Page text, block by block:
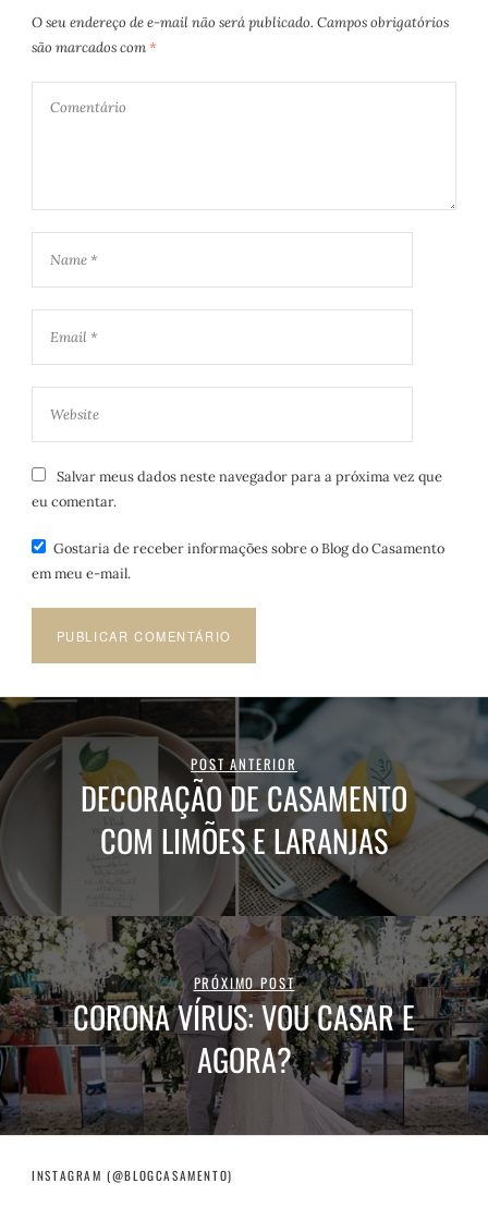
O seu endereço de e-mail não será publicado. Campos obrigatórios
são marcados com *
Salvar meus dados neste navegador para a próxima vez que
eu comentar.
Gostaria de receber informações sobre o Blog do Casamento
em meu e-mail.
POST ANTERIOR
DECORAÇÃO DE CASAMENTO
COM LIMÕES E LARANJAS
PRÓXIMO POST
CORONA VÍRUS: VOU CASAR E
AGORA?
INSTAGRAM (@BLOGCASAMENTO)